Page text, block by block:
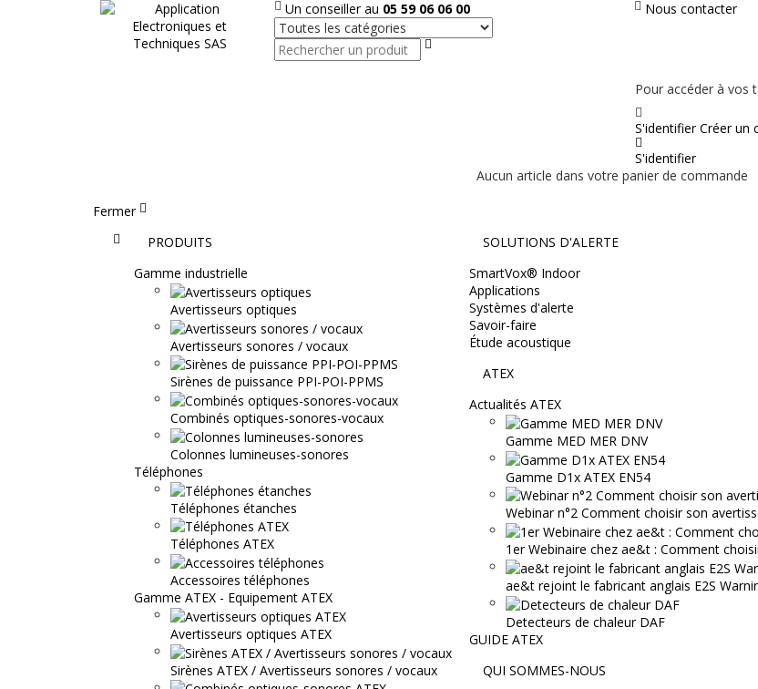
Un conseiller au 05 59 06 06 00 Nous contacter
Rechercher
Pour accéder à vos
S'identifierCréer un
S'identifier
Aucun article dans votre panier de commande
Fermer
AccueilPRODUITS
Gamme industrielle
Avertisseurs optiques
Avertisseurs sonores / vocaux
Sirènes de puissance PPI-POI-PPMS
Combinés optiques-sonores-vocaux
Colonnes lumineuses-sonores
Téléphones
Téléphones étanches
Téléphones ATEX
Accessoires téléphones
Gamme ATEX - Equipement ATEX
Avertisseurs optiques ATEX
Sirènes ATEX / Avertisseurs sonores / vocaux
SOLUTIONS D'ALERTE
SmartVox® Indoor
Applications
Systèmes d'alerte
Savoir-faire
Étude acoustique
ATEX
Actualités ATEX
Gamme MED MER DNV
Gamme D1x ATEX EN54
Webinar n°2 Comment choisir son
1er Webinaire chez ae&t : Comment
ae&t rejoint le fabricant anglais E2S
Detecteurs de chaleur DAF
GUIDE ATEX
QUI SOMMES-NOUS